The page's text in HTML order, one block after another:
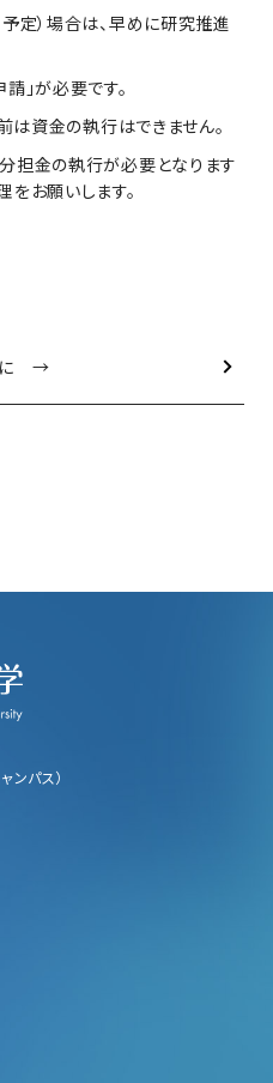
定）場合は、早めに研究推進
」が必要です。
資金の執行はできません。
担金の執行が必要となります
お願いします。
に →
ンパス）